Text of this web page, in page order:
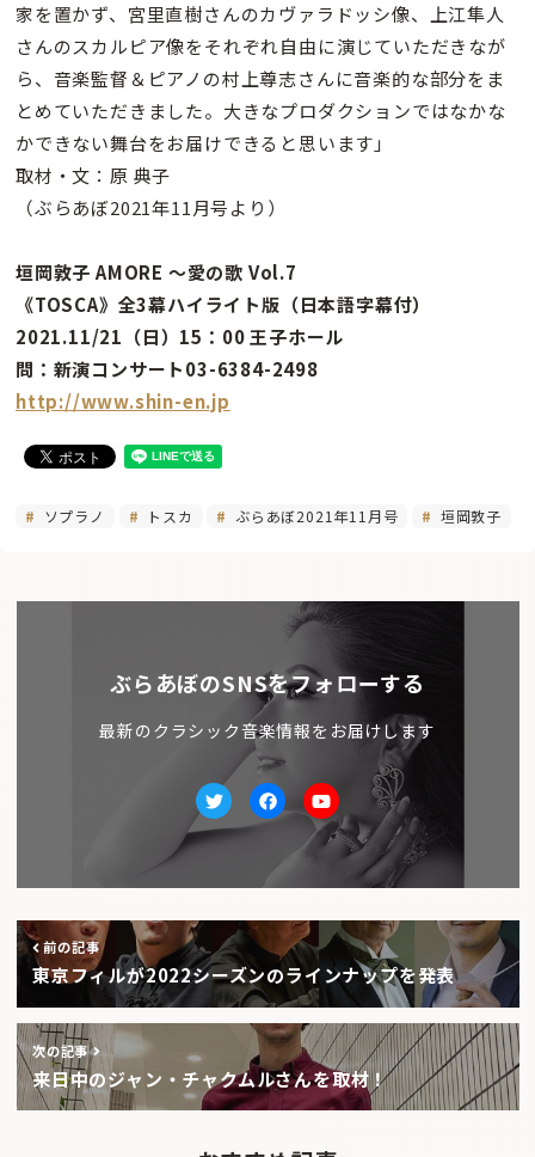
家を置かず、宮里直樹さんのカヴァラドッシ像、上江隼人
さんのスカルピア像をそれぞれ自由に演じていただきなが
ら、音楽監督＆ピアノの村上尊志さんに音楽的な部分をま
とめていただきました。大きなプロダクションではなかな
かできない舞台をお届けできると思います」
取材・文：原 典子
（ぶらあぼ2021年11月号より）
垣岡敦子 AMORE 〜愛の歌 Vol.7
《TOSCA》全3幕ハイライト版（日本語字幕付）
2021.11/21（日）15：00 王子ホール
問：新演コンサート03-6384-2498
http://www.shin-en.jp
ソプラノ トスカ ぶらあぼ2021年11月号 垣岡敦子
ぶらあぼのSNSをフォローする
最新のクラシック音楽情報をお届けします
TwitterfacebookYoutube
前の記事
東京フィルが2022シーズンのラインナップを発表
次の記事
来日中のジャン・チャクムルさんを取材！